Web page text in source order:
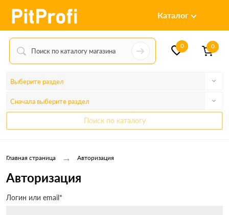
Каталог
0 0
Выберите раздел
Сначала выберите раздел
Поиск по каталогу
Главная страница → Авторизация
Авторизация
Логин или email*